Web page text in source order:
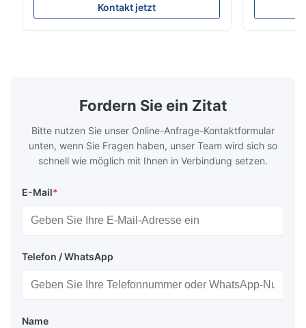
soft sectional sofa designed for small
spaces, featuring a contemporary light gray
Kontakt jetzt
Fordern Sie ein Zitat
Bitte nutzen Sie unser Online-Anfrage-Kontaktformular
unten, wenn Sie Fragen haben, unser Team wird sich so
schnell wie möglich mit Ihnen in Verbindung setzen.
E-Mail*
Telefon / WhatsApp
Name